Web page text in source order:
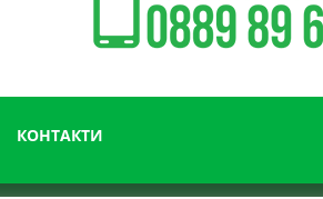
КОНТАКТИ